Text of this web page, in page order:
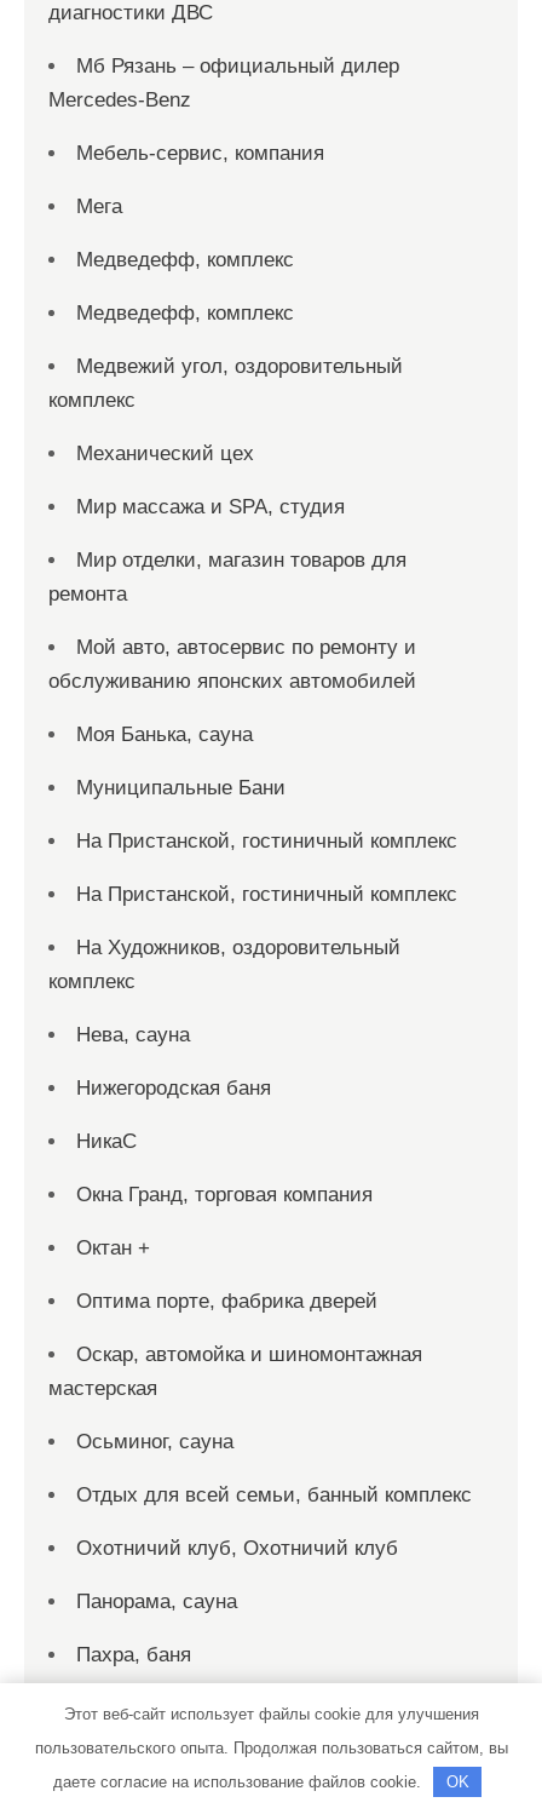
диагностики ДВС
Мб Рязань – официальный дилер
Mercedes-Benz
Мебель-сервис, компания
Мега
Медведефф, комплекс
Медведефф, комплекс
Медвежий угол, оздоровительный
комплекс
Механический цех
Мир массажа и SPA, студия
Мир отделки, магазин товаров для
ремонта
Мой авто, автосервис по ремонту и
обслуживанию японских автомобилей
Моя Банька, сауна
Муниципальные Бани
На Пристанской, гостиничный комплекс
На Пристанской, гостиничный комплекс
На Художников, оздоровительный
комплекс
Нева, сауна
Нижегородская баня
НикаС
Окна Гранд, торговая компания
Октан +
Оптима порте, фабрика дверей
Оскар, автомойка и шиномонтажная
мастерская
Осьминог, сауна
Отдых для всей семьи, банный комплекс
Охотничий клуб, Охотничий клуб
Панорама, сауна
Пахра, баня
Персона Стиль, спортивно-
оздоровительный клуб
Пик-сервис, автомойка
Этот веб-сайт использует файлы cookie для улучшения
пользовательского опыта. Продолжая пользоваться сайтом, вы
даете согласие на использование файлов cookie.
OK